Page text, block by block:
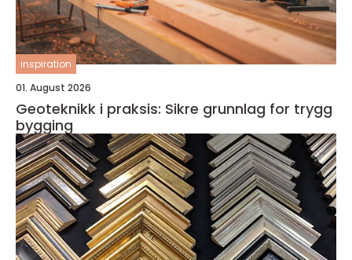
inspiration
01. August 2026
Geoteknikk i praksis: Sikre grunnlag for trygg
bygging